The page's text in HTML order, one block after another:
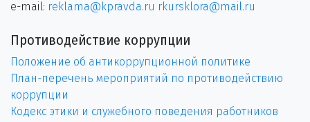
e-mail: reklama@kpravda.ru rkursklora@mail.ru
Противодействие коррупции
Положение об антикоррупционной политике
План-перечень мероприятий по противодействию
коррупции
Кодекс этики и служебного поведения работников